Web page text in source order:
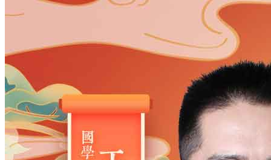
男
男 女
出生时间
2026年 日16 时1分